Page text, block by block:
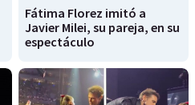
Fátima Florez imitó a
Javier Milei, su pareja, en su
espectáculo